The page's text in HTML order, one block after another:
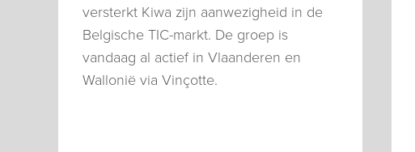
versterkt Kiwa zijn aanwezigheid in de
Belgische TIC-markt. De groep is
vandaag al actief in Vlaanderen en
Wallonië via Vinçotte.